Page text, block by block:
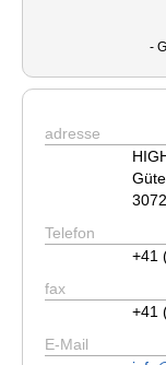
-
adresse
Telefon
+41
fax
+41
E-Mail